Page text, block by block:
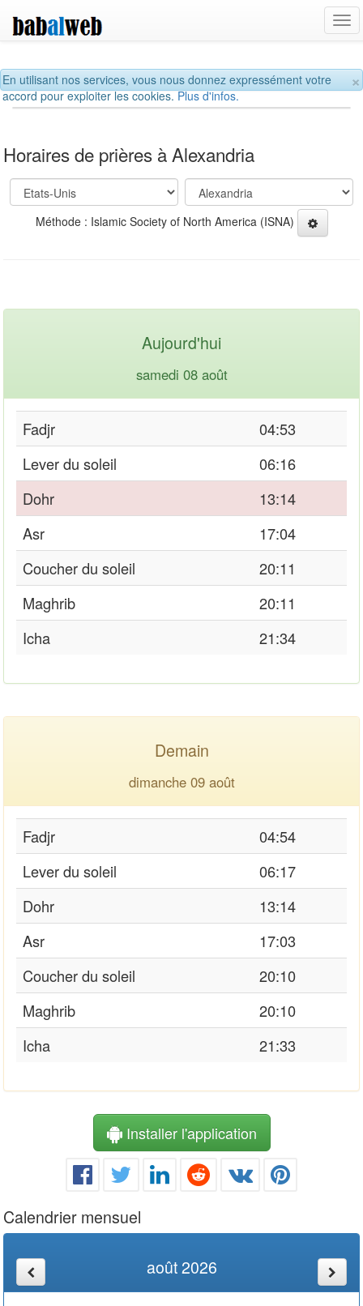
×
En utilisant nos services, vous nous donnez expressément votre
accord pour exploiter les cookies.Plus d'infos.
Horaires de prières à Alexandria
Méthode : Islamic Society of North America (ISNA)
Aujourd'hui
samedi 08 août
Fadjr
04:53
Lever du soleil
06:16
Dohr
13:14
Asr
17:04
Coucher du soleil
20:11
Maghrib
20:11
Icha
21:34
Demain
dimanche 09 août
Fadjr
04:54
Lever du soleil
06:17
Dohr
13:14
Asr
17:03
Coucher du soleil
20:10
Maghrib
20:10
Icha
21:33
Installer l'application
Calendrier mensuel
août 2026